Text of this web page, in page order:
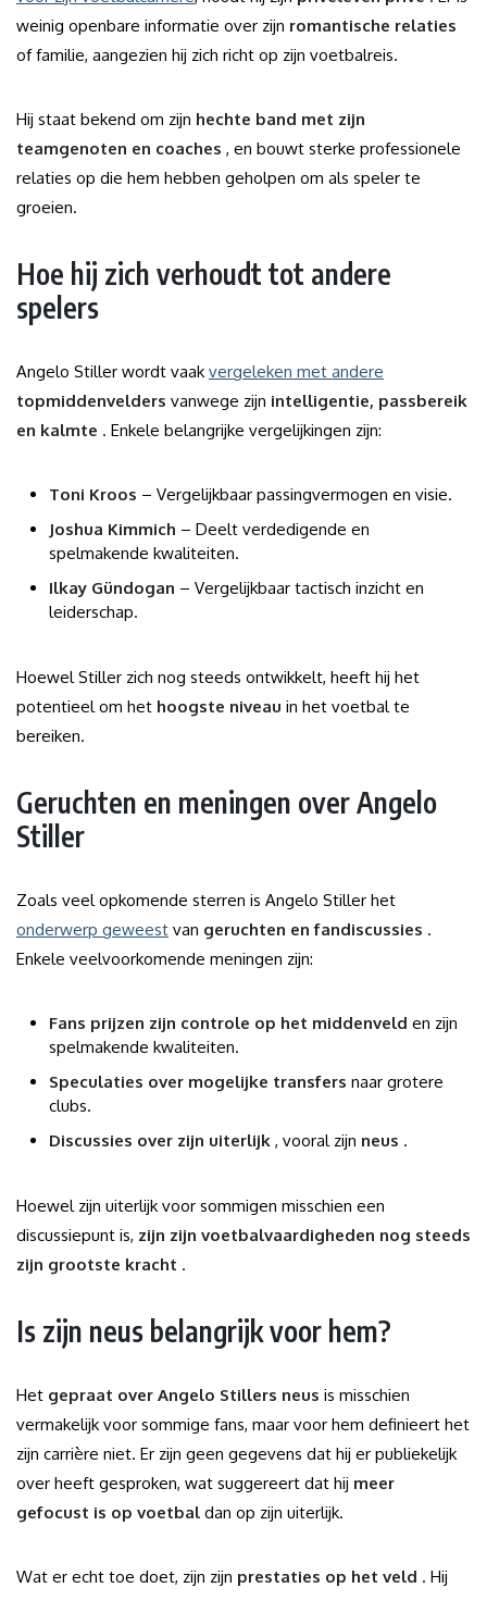
weinig openbare informatie over zijn romantische relaties
of familie, aangezien hij zich richt op zijn voetbalreis.
Hij staat bekend om zijn hechte band met zijn
teamgenoten en coaches , en bouwt sterke professionele
relaties op die hem hebben geholpen om als speler te
groeien.
Hoe hij zich verhoudt tot andere
spelers
Angelo Stiller wordt vaakvergeleken met andere
topmiddenvelders vanwege zijn intelligentie, passbereik
en kalmte . Enkele belangrijke vergelijkingen zijn:
Toni Kroos – Vergelijkbaar passingvermogen en visie.
Joshua Kimmich – Deelt verdedigende en
spelmakende kwaliteiten.
Ilkay Gündogan – Vergelijkbaar tactisch inzicht en
leiderschap.
Hoewel Stiller zich nog steeds ontwikkelt, heeft hij het
potentieel om het hoogste niveau in het voetbal te
bereiken.
Geruchten en meningen over Angelo
Stiller
Zoals veel opkomende sterren is Angelo Stiller het
onderwerp geweest van geruchten en fandiscussies .
Enkele veelvoorkomende meningen zijn:
Fans prijzen zijn controle op het middenveld en zijn
spelmakende kwaliteiten.
Speculaties over mogelijke transfers naar grotere
clubs.
Discussies over zijn uiterlijk , vooral zijn neus .
Hoewel zijn uiterlijk voor sommigen misschien een
discussiepunt is, zijn zijn voetbalvaardigheden nog steeds
zijn grootste kracht .
Is zijn neus belangrijk voor hem?
Het gepraat over Angelo Stillers neus is misschien
vermakelijk voor sommige fans, maar voor hem definieert het
zijn carrière niet. Er zijn geen gegevens dat hij er publiekelijk
over heeft gesproken, wat suggereert dat hij meer
gefocust is op voetbal dan op zijn uiterlijk.
Wat er echt toe doet, zijn zijn prestaties op het veld . Hij